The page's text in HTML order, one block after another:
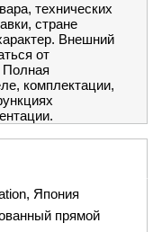
технических
стране
Внешний
от
Полная
комплектации,
Япония
прямой